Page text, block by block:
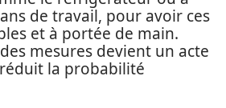
de travail, pour avoir ces
et à portée de main.
mesures devient un acte
la probabilité